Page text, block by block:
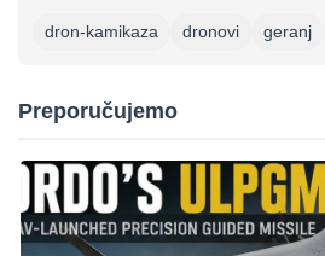
dron-kamikaza dronovi geranj
Preporučujemo